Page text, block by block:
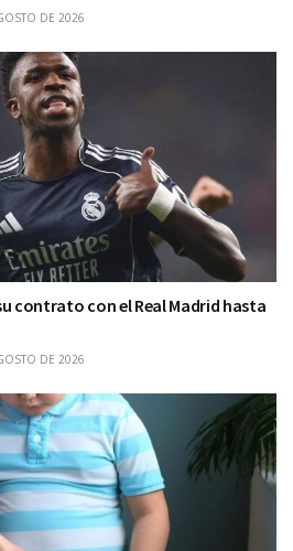
DE 2026
contrato con el Real Madrid hasta
DE 2026